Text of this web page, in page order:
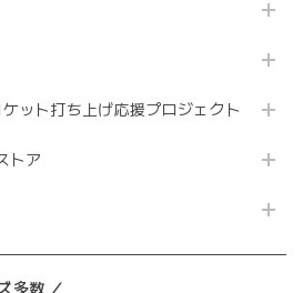
ット打ち上げ応援プロジェクト
トア
多数 ／